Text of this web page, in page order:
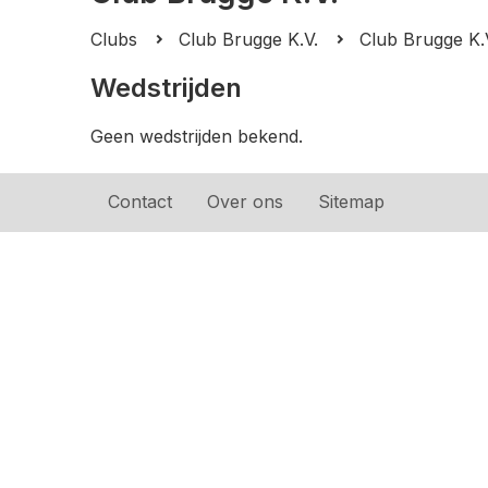
Clubs Club Brugge K.V. Club Brugge
Wedstrijden
Geen wedstrijden bekend.
Contact Over ons Sitemap